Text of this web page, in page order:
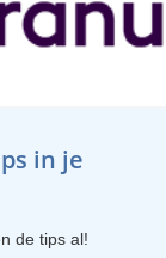
in je
de tips al!